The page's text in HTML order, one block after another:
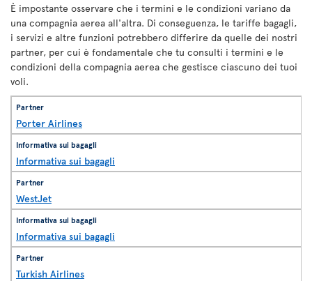
È impostante osservare che i termini e le condizioni variano da
una compagnia aerea all'altra. Di conseguenza, le tariffe bagagli,
i servizi e altre funzioni potrebbero differire da quelle dei nostri
partner, per cui è fondamentale che tu consulti i termini e le
condizioni della compagnia aerea che gestisce ciascuno dei tuoi
voli.
Porter Airlines
Informativa sui bagagli
WestJet
Informativa sui bagagli
Turkish Airlines